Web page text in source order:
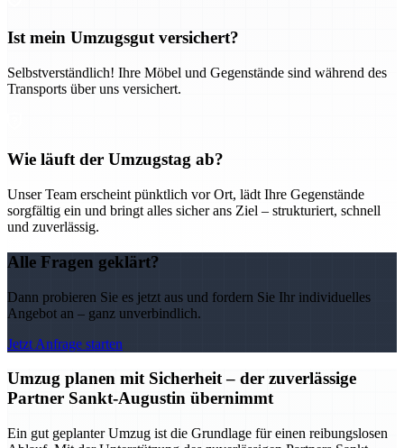
Ist mein Umzugsgut versichert?
Selbstverständlich! Ihre Möbel und Gegenstände sind während des
Transports über uns versichert.
Wie läuft der Umzugstag ab?
Unser Team erscheint pünktlich vor Ort, lädt Ihre Gegenstände
sorgfältig ein und bringt alles sicher ans Ziel – strukturiert, schnell
und zuverlässig.
Alle Fragen geklärt?
Dann probieren Sie es jetzt aus und fordern Sie Ihr individuelles
Angebot an – ganz unverbindlich.
Jetzt Anfrage starten
Umzug planen mit Sicherheit – der zuverlässige
Partner Sankt-Augustin übernimmt
Ein gut geplanter Umzug ist die Grundlage für einen reibungslosen